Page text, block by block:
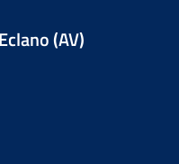
(AV)